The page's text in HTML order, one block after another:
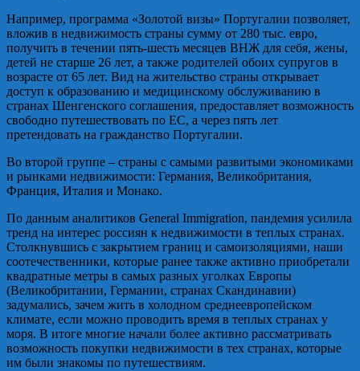
Например, программа «Золотой визы» Португалии позволяет,
вложив в недвижимость страны сумму от 280 тыс. евро,
получить в течении пять-шесть месяцев ВНЖ для себя, жены,
детей не старше 26 лет, а также родителей обоих супругов в
возрасте от 65 лет. Вид на жительство страны открывает
доступ к образованию и медицинскому обслуживанию в
странах Шенгенского соглашения, предоставляет возможность
свободно путешествовать по ЕС, а через пять лет
претендовать на гражданство Португалии.
Во второй группе – страны с самыми развитыми экономиками
и рынками недвижимости: Германия, Великобритания,
Франция, Италия и Монако.
По данным аналитиков General Immigration, пандемия усилила
тренд на интерес россиян к недвижимости в теплых странах.
Столкнувшись с закрытием границ и самоизоляциями, наши
соотечественники, которые ранее также активно приобретали
квадратные метры в самых разных уголках Европы
(Великобритании, Германии, странах Скандинавии)
задумались, зачем жить в холодном среднеевропейском
климате, если можно проводить время в теплых странах у
моря. В итоге многие начали более активно рассматривать
возможность покупки недвижимости в тех странах, которые
им были знакомы по путешествиям.